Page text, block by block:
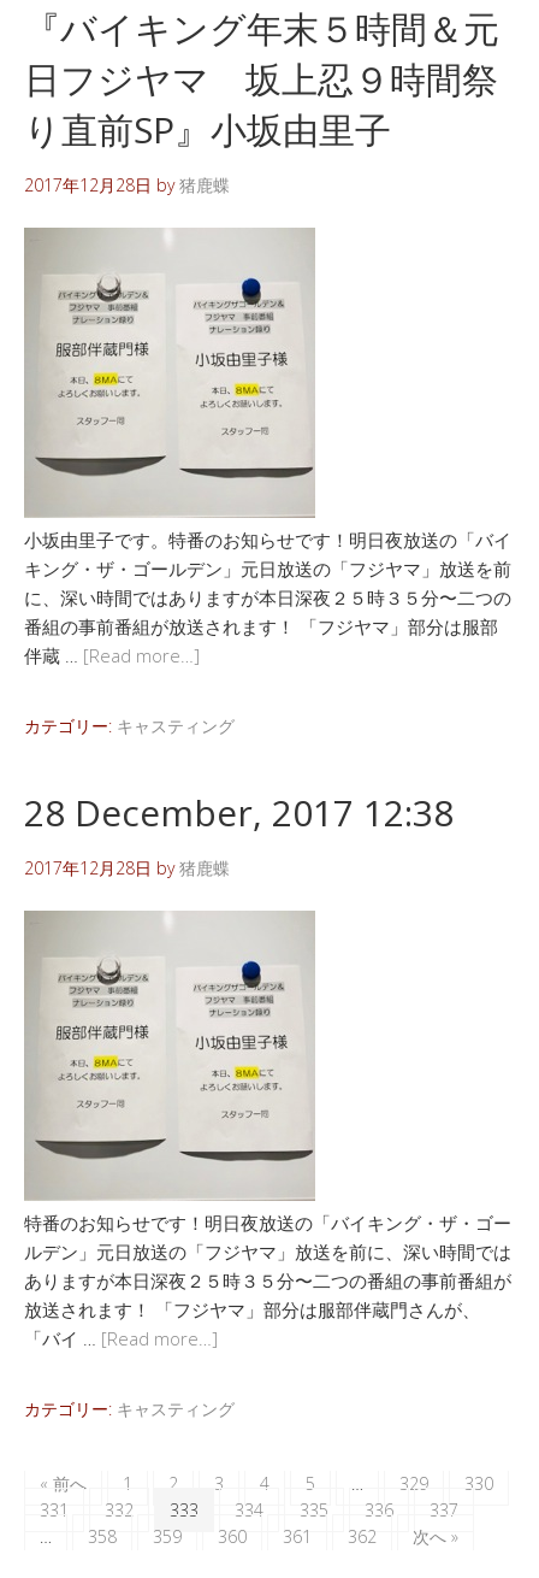
『バイキング年末５時間＆元
日フジヤマ 坂上忍９時間祭
り直前SP』小坂由里子
2017年12月28日 by猪鹿蝶
小坂由里子です。特番のお知らせです！明日夜放送の「バイ
キング・ザ・ゴールデン」元日放送の「フジヤマ」放送を前
に、深い時間ではありますが本日深夜２５時３５分〜二つの
番組の事前番組が放送されます！ 「フジヤマ」部分は服部
伴蔵 … [Read more…]
カテゴリー: キャスティング
28 December, 2017 12:38
2017年12月28日 by猪鹿蝶
特番のお知らせです！明日夜放送の「バイキング・ザ・ゴー
ルデン」元日放送の「フジヤマ」放送を前に、深い時間では
ありますが本日深夜２５時３５分〜二つの番組の事前番組が
放送されます！ 「フジヤマ」部分は服部伴蔵門さんが、
「バイ … [Read more…]
カテゴリー: キャスティング
« 前へ 1 2 3 4 5 329
330
331
332 333 334 335 336
337
358 359 360 361 362 次へ »